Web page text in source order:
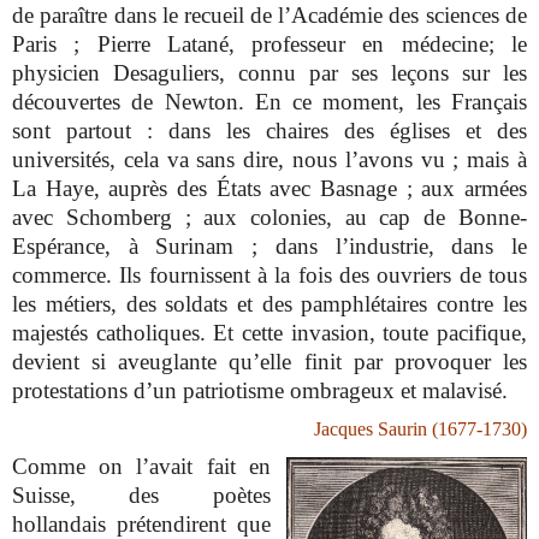
de paraître dans le recueil de l’Académie des sciences de
Paris ; Pierre Latané, professeur en médecine; le
physicien Desaguliers, connu par ses leçons sur les
découvertes de Newton. En ce moment, les Français
sont partout : dans les chaires des églises et des
universités, cela va sans dire, nous l’avons vu ; mais à
La Haye, auprès des États avec Basnage ; aux armées
avec Schomberg ; aux colonies, au cap de Bonne-
Espérance, à Surinam ; dans l’industrie, dans le
commerce. Ils fournissent à la fois des ouvriers de tous
les métiers, des soldats et des pamphlétaires contre les
majestés catholiques. Et cette invasion, toute pacifique,
devient si aveuglante qu’elle finit par provoquer les
protestations d’un patriotisme ombrageux et malavisé.
Jacques Saurin (1677-1730)
Comme on l’avait fait en
Suisse, des poètes
hollandais prétendirent que